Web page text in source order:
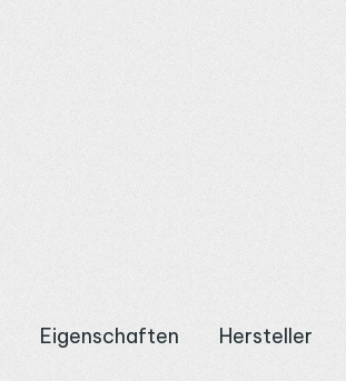
Eigenschaften Hersteller